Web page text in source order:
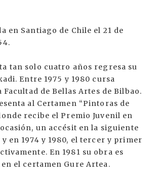
en Santiago de Chile el 21 de
tan solo cuatro años regresa su
Entre 1975 y 1980 cursa
Facultad de Bellas Artes de Bilbao.
al Certamen “Pintoras de
recibe el Premio Juvenil en
un accésit en la siguiente
en 1974 y 1980, el tercer y primer
En 1981 su obra es
el certamen Gure Artea.